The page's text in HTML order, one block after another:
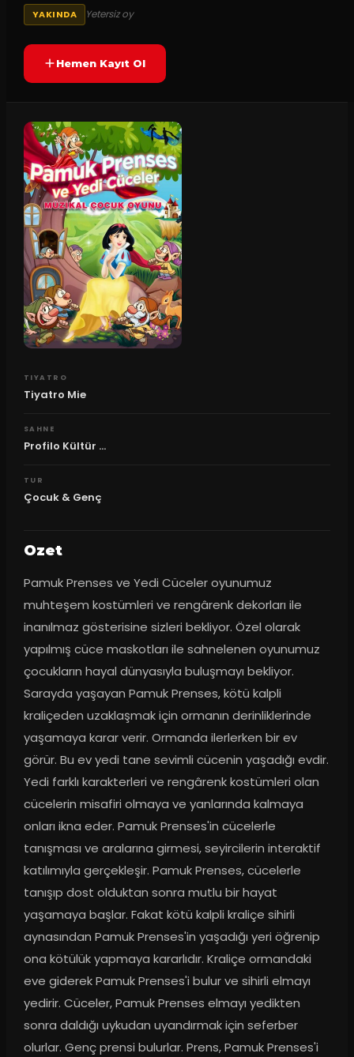
YAKINDA Yetersiz oy
Hemen Kayıt Ol
TIYATRO
Tiyatro Mie
SAHNE
Profilo Kültür ...
TUR
Çocuk & Genç
Ozet
Pamuk Prenses ve Yedi Cüceler oyunumuz
muhteşem kostümleri ve rengârenk dekorları ile
inanılmaz gösterisine sizleri bekliyor. Özel olarak
yapılmış cüce maskotları ile sahnelenen oyunumuz
çocukların hayal dünyasıyla buluşmayı bekliyor.
Sarayda yaşayan Pamuk Prenses, kötü kalpli
kraliçeden uzaklaşmak için ormanın derinliklerinde
yaşamaya karar verir. Ormanda ilerlerken bir ev
görür. Bu ev yedi tane sevimli cücenin yaşadığı evdir.
Yedi farklı karakterleri ve rengârenk kostümleri olan
cücelerin misafiri olmaya ve yanlarında kalmaya
onları ikna eder. Pamuk Prenses'in cücelerle
tanışması ve aralarına girmesi, seyircilerin interaktif
katılımıyla gerçekleşir. Pamuk Prenses, cücelerle
tanışıp dost olduktan sonra mutlu bir hayat
yaşamaya başlar. Fakat kötü kalpli kraliçe sihirli
aynasından Pamuk Prenses'in yaşadığı yeri öğrenip
ona kötülük yapmaya kararlıdır. Kraliçe ormandaki
eve giderek Pamuk Prenses'i bulur ve sihirli elmayı
yedirir. Cüceler, Pamuk Prenses elmayı yedikten
sonra daldığı uykudan uyandırmak için seferber
olurlar. Genç prensi bulurlar. Prens, Pamuk Prenses'i